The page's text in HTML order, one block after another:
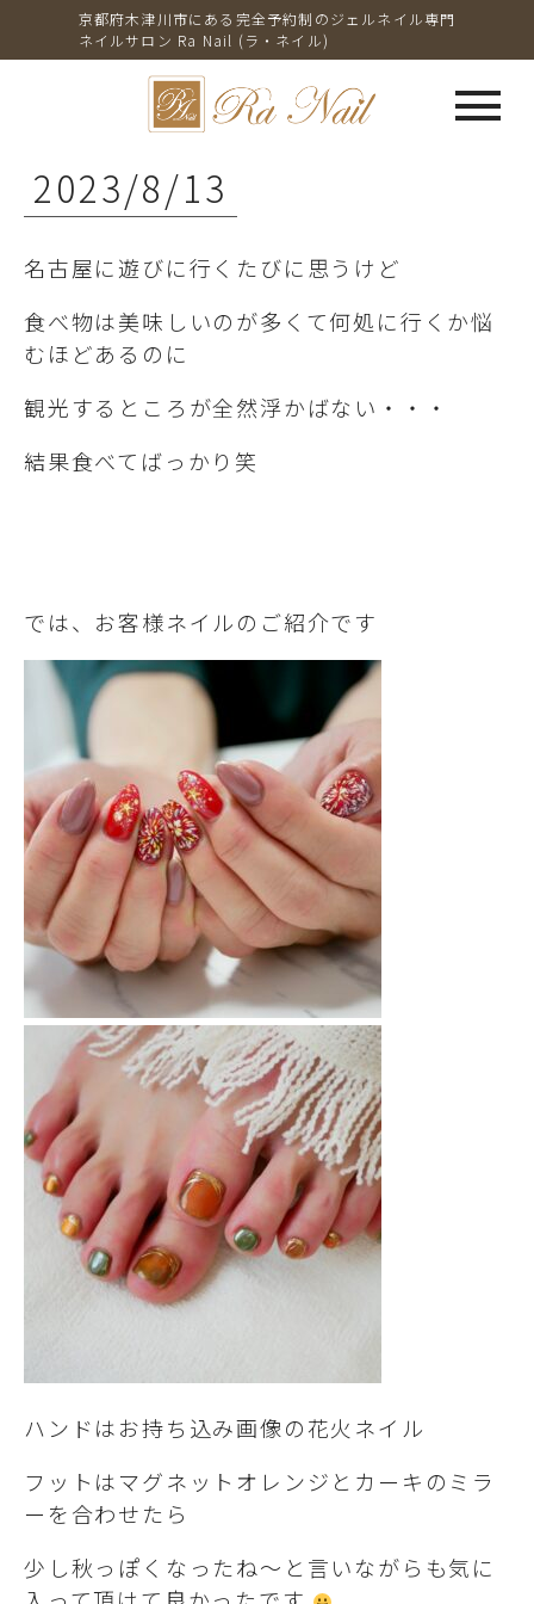
京都府木津川市にある完全予約制のジェルネイル専門
ネイルサロン Ra Nail (ラ・ネイル)
menu
2023/8/13
名古屋に遊びに行くたびに思うけど
食べ物は美味しいのが多くて何処に行くか悩
むほどあるのに
観光するところが全然浮かばない・・・
結果食べてばっかり笑
では、お客様ネイルのご紹介です
ハンドはお持ち込み画像の花火ネイル
フットはマグネットオレンジとカーキのミラ
ーを合わせたら
少し秋っぽくなったね～と言いながらも気に